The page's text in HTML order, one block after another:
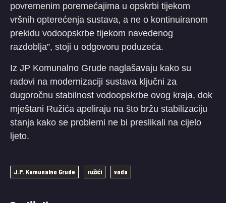
povremenim poremećajima u opskrbi tijekom
vršnih opterećenja sustava, a ne o kontinuiranom
prekidu vodoopskrbe tijekom navedenog
razdoblja”, stoji u odgovoru poduzeća.
​Iz JP Komunalno Grude naglašavaju kako su
radovi na modernizaciji sustava ključni za
dugoročnu stabilnost vodoopskrbe ovog kraja, dok
mještani Ružića apeliraju na što bržu stabilizaciju
stanja kako se problemi ne bi preslikali na cijelo
ljeto.
J.P. Komunalno Grude ružići voda